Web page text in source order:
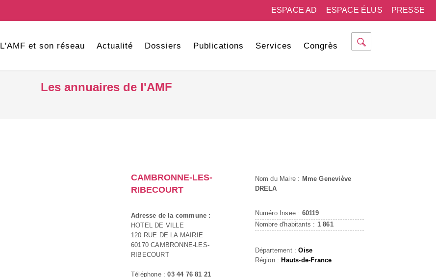
PRESSE
ESPACE ÉLUS
ESPACE AD
L'AMF et son réseau Actualité Dossiers Publications Services Congrès
Les annuaires de l'AMF
CAMBRONNE-LES-
RIBECOURT
Adresse de la commune :
HOTEL DE VILLE
120 RUE DE LA MAIRIE
60170 CAMBRONNE-LES-
RIBECOURT
Téléphone :03 44 76 81 21
Nom du Maire : Mme Geneviève
DRELA
Numéro Insee : 60119
Nombre d'habitants : 1 861
Département :Oise
Région : Hauts-de-France